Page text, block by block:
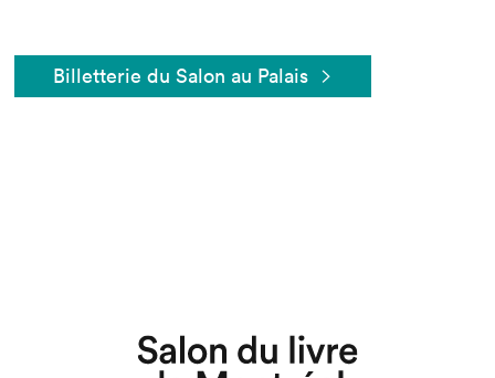
Billetterie du Salon au Palais